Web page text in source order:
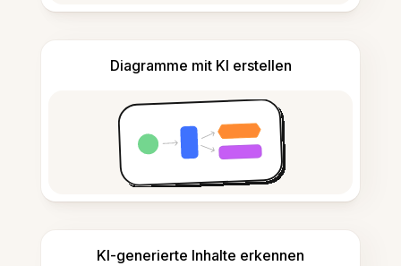
Diagramme mit KI erstellen
KI-generierte Inhalte erkennen